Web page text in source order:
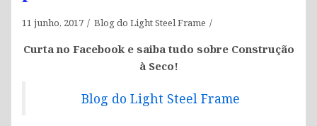
11 junho, 2017 Blog do Light Steel Frame
Curta no Facebook e saiba tudo sobre Construção
à Seco!
Blog do Light Steel Frame